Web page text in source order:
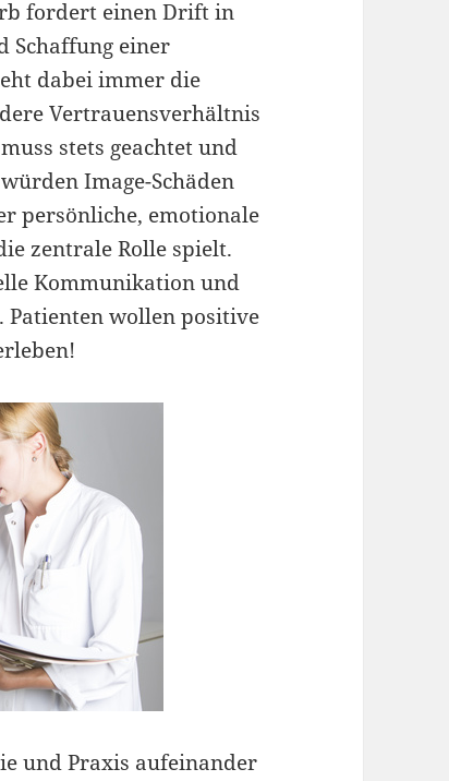
fordert einen Drift in
Schaffung einer
dabei immer die
Vertrauensverhältnis
stets geachtet und
Image-Schäden
persönliche, emotionale
zentrale Rolle spielt.
Kommunikation und
Patienten wollen positive
und Praxis aufeinander